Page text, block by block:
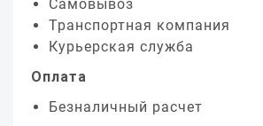
Самовывоз
Транспортная компания
Курьерская служба
Оплата
Безналичный расчет